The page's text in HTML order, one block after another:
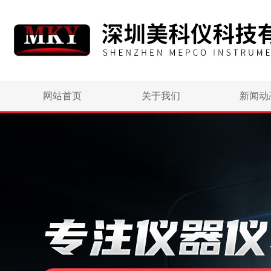
网站首页 关于我们 新闻动